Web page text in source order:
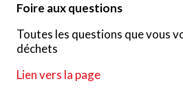
Foire aux questions
Toutes les questions que vous
déchets
Lien vers la page